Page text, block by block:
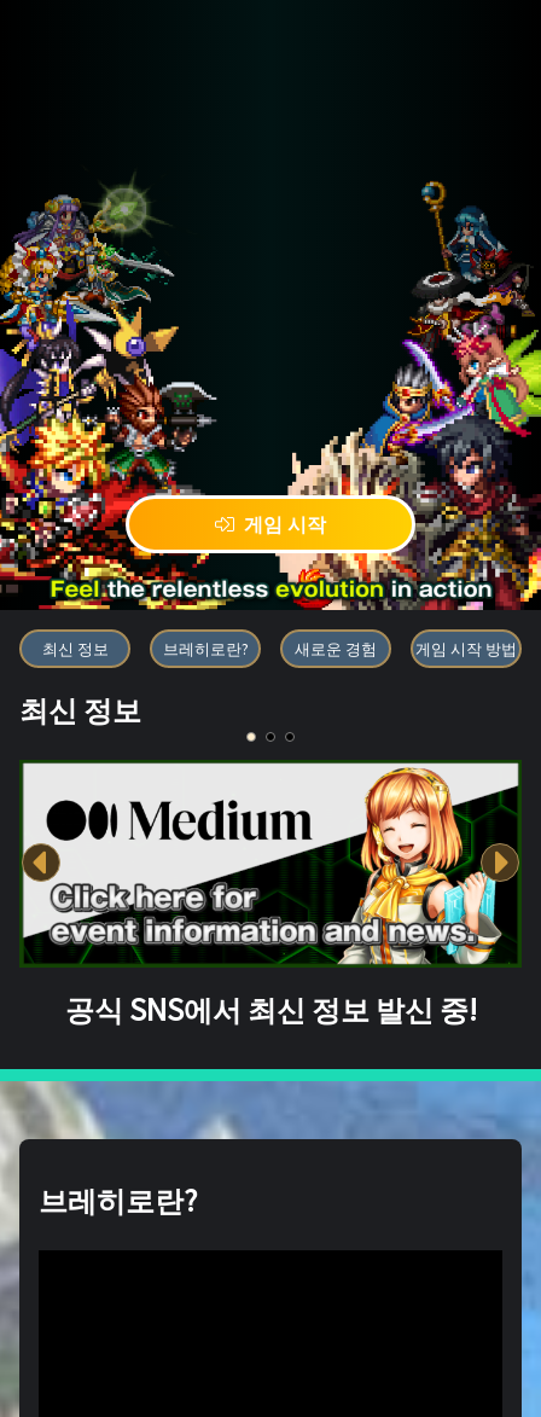
게임 시작
블록체인 게임 「BRAVE
최신 정보 브레히로란? 새로운 경험 게임 시작 방법
최신 정보
공식 SNS에서 최신 정보 발신 중!
브레히로란?